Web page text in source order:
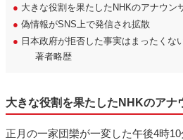
● 大きな役割を果たしたNHKのアナウン
● 偽情報がSNS上で発信され拡散
● 日本政府が拒否した事実はまったくな
著者略歴
大きな役割を果たしたNHKのアナ
正月の一家団欒が一変した午後4時